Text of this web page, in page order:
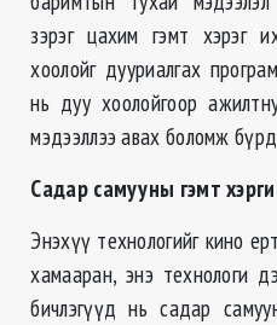
зэрэг цахим гэмт хэрэг
хоолойг дууриалгах
нь дуу хоолойгоор
мэдээллээ авах боломж
Садар самууны гэмт
Энэхүү технологийг кино
хамааран, энэ технологи
бичлэгүүд нь садар